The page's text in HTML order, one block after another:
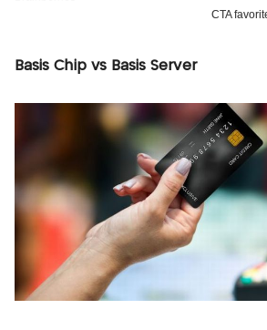
Basis Chip vs Basis Server